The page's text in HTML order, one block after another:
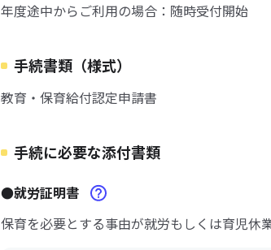
年度途中からご利用の場合：随時受付開始
手続書類（様式）
教育・保育給付認定申請書
手続に必要な添付書類
●就労証明書
保育を必要とする事由が就労もしくは育児休